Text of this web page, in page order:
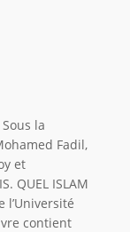
la
Fadil,
et
QUEL ISLAM
l’Université
contient